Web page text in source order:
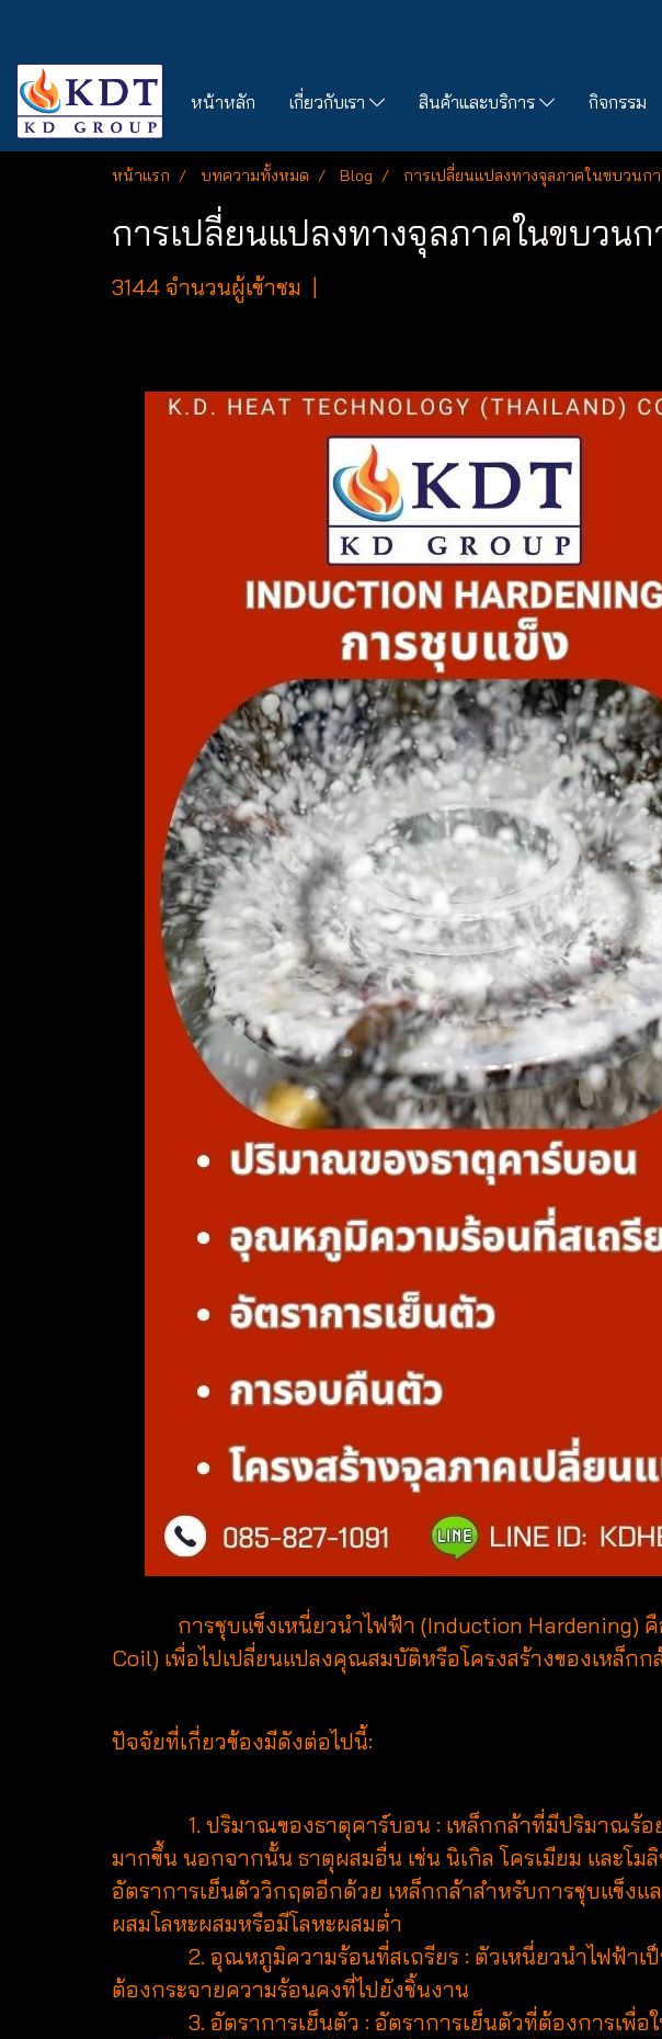
หน้าหลัก เกี่ยวกับเรา สินค้าและบริการ กิจกรรม
หน้าแรก บทความทั้งหมด Blog การเปลี่ยนแปลงทางจุลภาคในขบวนการ
การเปลี่ยนแปลงทางจุลภาคในขบวนก
3144 จำนวนผู้เข้าชม |
การชุบแข็งเหนี่ยวนำไฟฟ้า (Induction Hardening) คื
Coil) เพื่อไปเปลี่ยนแปลงคุณสมบัติหรือโครงสร้างของเหล็
ปัจจัยที่เกี่ยวข้องมีดังต่อไปนี้:
1. ปริมาณของธาตุคาร์บอน : เหล็กกล้าที่มีปริมาณร้อยละ
มากขึ้น นอกจากนั้น ธาตุผสมอื่น เช่น นิเกิล โครเมียม และโ
อัตราการเย็นตัววิกฤตอีกด้วย เหล็กกล้าสำหรับการชุบแข็ง
ผสมโลหะผสมหรือมีโลหะผสมต่ำ
2. อุณหภูมิความร้อนที่สเถรียร : ตัวเหนี่ยวนำไฟฟ้าเป็น
ต้องกระจายความร้อนคงที่ไปยังชิ้นงาน
3. อัตราการเย็นตัว : อัตราการเย็นตัวที่ต้องการเพื่อให้